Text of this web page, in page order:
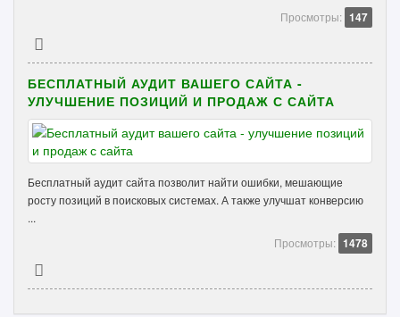
Просмотры: 147
БЕСПЛАТНЫЙ АУДИТ ВАШЕГО САЙТА -
УЛУЧШЕНИЕ ПОЗИЦИЙ И ПРОДАЖ С САЙТА
Бесплатный аудит сайта позволит найти ошибки, мешающие
росту позиций в поисковых системах. А также улучшат конверсию
...
Просмотры: 1478